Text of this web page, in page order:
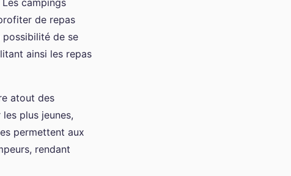
campings
de repas
de se
ainsi les repas
atout des
plus jeunes,
permettent aux
rendant